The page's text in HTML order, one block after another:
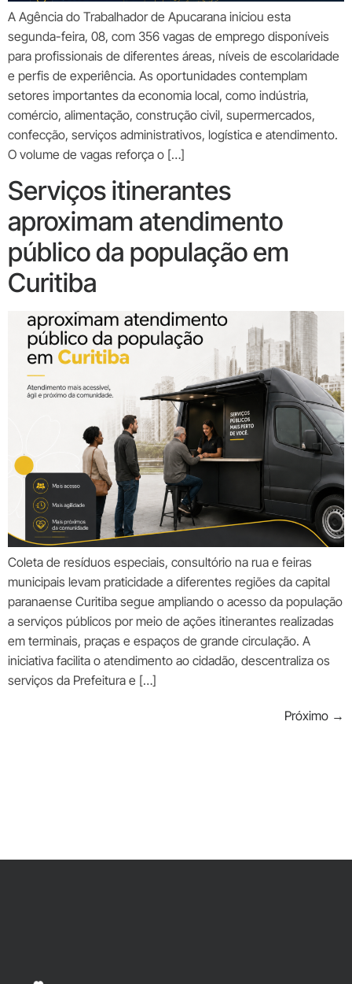
A Agência do Trabalhador de Apucarana iniciou esta
segunda-feira, 08, com 356 vagas de emprego disponíveis
para profissionais de diferentes áreas, níveis de escolaridade
e perfis de experiência. As oportunidades contemplam
setores importantes da economia local, como indústria,
comércio, alimentação, construção civil, supermercados,
confecção, serviços administrativos, logística e atendimento.
O volume de vagas reforça o […]
Serviços itinerantes
aproximam atendimento
público da população em
Curitiba
Coleta de resíduos especiais, consultório na rua e feiras
municipais levam praticidade a diferentes regiões da capital
paranaense Curitiba segue ampliando o acesso da população
a serviços públicos por meio de ações itinerantes realizadas
em terminais, praças e espaços de grande circulação. A
iniciativa facilita o atendimento ao cidadão, descentraliza os
serviços da Prefeitura e […]
Próximo →